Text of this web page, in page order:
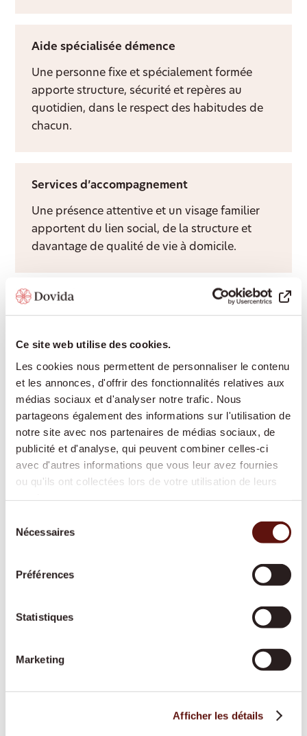
Ce site web utilise des cookies.
Les cookies nous permettent de personnaliser le contenu
et les annonces, d'offrir des fonctionnalités relatives aux
médias sociaux et d'analyser notre trafic. Nous
partageons également des informations sur l'utilisation de
notre site avec nos partenaires de médias sociaux, de
publicité et d'analyse, qui peuvent combiner celles-ci
avec d'autres informations que vous leur avez fournies
ou qu'ils ont collectées lors de votre utilisation de leurs
Nécessaires
Préférences
Statistiques
Marketing
Afficher les détails
Aide spécialisée démence
Une personne fixe et spécialement formée
apporte structure, sécurité et repères au
quotidien, dans le respect des habitudes de
chacun.
Services d’accompagnement
Une présence attentive et un visage familier
apportent du lien social, de la structure et
davantage de qualité de vie à domicile.
hospitalisation et adaptons
l’accompagnement au rythme de votre
rétablissement.
Garde de nuit
Une présence active ou prête à intervenir
durant la nuit, pour offrir davantage de
assurances-maladie et adaptée à vos besoins.
Les proches aidants bénéficient d’une